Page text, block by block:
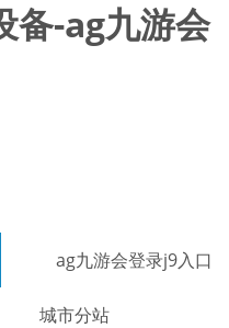
备-ag九游会
ag九游会登录j9入口
城市分站